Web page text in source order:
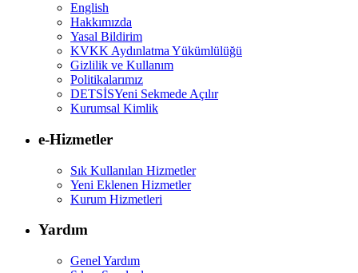
English
Hakkımızda
Yasal Bildirim
KVKK Aydınlatma Yükümlülüğü
Gizlilik ve Kullanım
Politikalarımız
DETSİSYeni Sekmede Açılır
Kurumsal Kimlik
e-Hizmetler
Sık Kullanılan Hizmetler
Yeni Eklenen Hizmetler
Kurum Hizmetleri
Yardım
Genel Yardım